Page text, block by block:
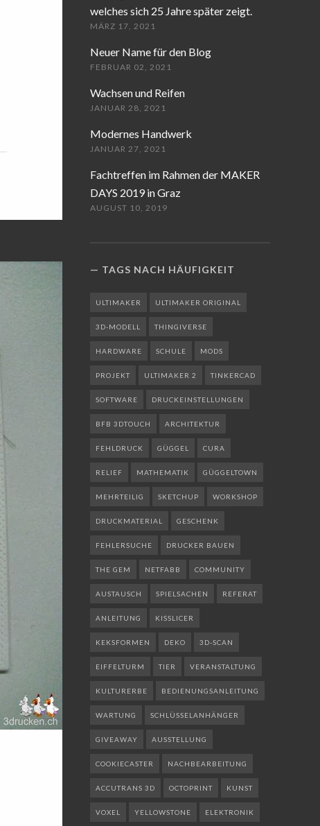
welches sich 25 Jahre später zeigt.
MÄRZ 17, 2021
Neuer Name für den Blog
FEBRUAR 02, 2021
Wachsen und Reifen
JANUAR 28, 2021
Modernes Handwerk
JANUAR 27, 2021
Fachtreffen im Rahmen der MAKER
DAYS 2019 in Graz
AUGUST 10, 2019
TAGS NACH HÄUFIGKEIT
ULTIMAKER ULTIMAKER ORIGINAL
3D-MODELL THINGIVERSE
HARDWARE SCHULE MODS
PROJEKT ULTIMAKER 2 TINKERCAD
SOFTWARE DRUCKEINSTELLUNGEN
BFB 3DTOUCH ARCHITEKTUR
FEHLDRUCK GÜGGEL CURA
RELIEF MATHEMATIK GÜGGELTOWN
MEHRTEILIG SKETCHUP WORKSHOP
DRUCKMATERIAL GESCHENK
FEHLERSUCHE DRUCKER BAUEN
THE GEM NETFABB COMMUNITY
AUSTAUSCH SPIELSACHEN REFERAT
ANLEITUNG KISSLICER
KEKSFORMEN DEKO 3D-SCAN
EIFFELTURM TIER VERANSTALTUNG
KULTURERBE BEDIENUNGSANLEITUNG
WARTUNG SCHLÜSSELANHÄNGER
GIVEAWAY AUSSTELLUNG
COOKIECASTER NACHBEARBEITUNG
ACCUTRANS 3D OCTOPRINT KUNST
VOXEL YELLOWSTONE ELEKTRONIK